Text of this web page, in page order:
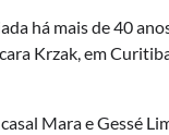
há mais de 40
Krzak, em
Mara e Gessé